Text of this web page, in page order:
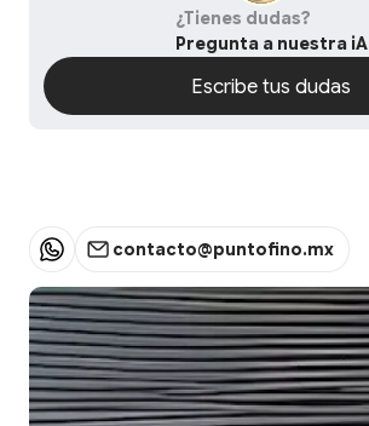
¿Tienes dudas?
Pregunta a nuestra iA
Escribe tus dudas
contacto@puntofino.mx